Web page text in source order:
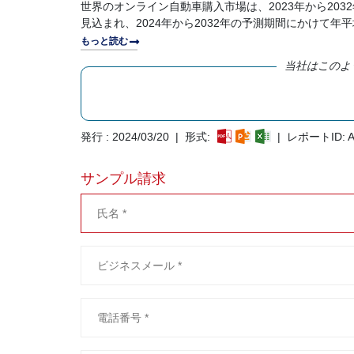
世界のオンライン自動車購入市場は、2023年から
見込まれ、2024年から2032年の予測期間にかけて年
もっと読む
当社はこの
発行 : 2024/03/20 | 形式: | レポートID:
サンプル請求